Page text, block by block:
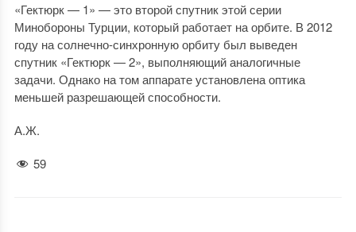
«Гектюрк — 1» — это второй спутник этой серии
Минобороны Турции, который работает на орбите. В 2012
году на солнечно-синхронную орбиту был выведен
спутник «Гектюрк — 2», выполняющий аналогичные
задачи. Однако на том аппарате установлена оптика
меньшей разрешающей способности.
А.Ж.
59